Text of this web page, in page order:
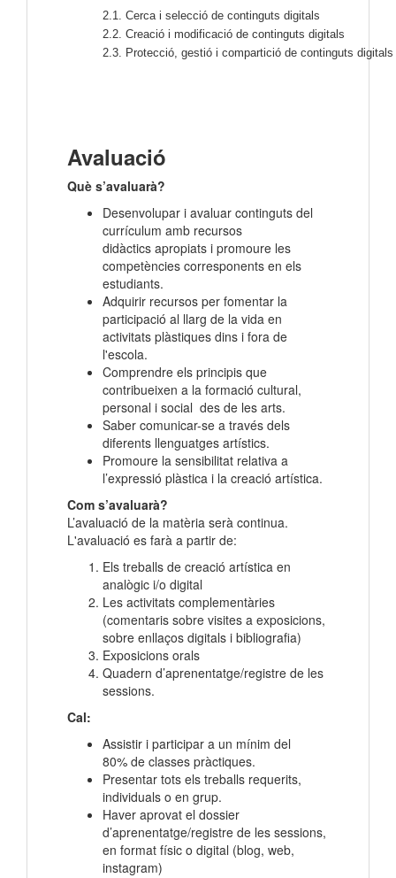
2.1. Cerca i selecció de continguts digitals
2.2. Creació i modificació de continguts digitals
2.3. Protecció, gestió i compartició de continguts digitals
Avaluació
Què s’avaluarà?
Desenvolupar i avaluar continguts del
currículum amb recursos
didàctics apropiats i promoure les
competències corresponents en els
estudiants.
Adquirir recursos per fomentar la
participació al llarg de la vida en
activitats plàstiques dins i fora de
l'escola.
Comprendre els principis que
contribueixen a la formació cultural,
personal i social des de les arts.
Saber comunicar-se a través dels
diferents llenguatges artístics.
Promoure la sensibilitat relativa a
l’expressió plàstica i la creació artística.
Com s’avaluarà?
L’avaluació de la matèria serà continua.
L'avaluació es farà a partir de:
Els treballs de creació artística en
analògic i/o digital
Les activitats complementàries
(comentaris sobre visites a exposicions,
sobre enllaços digitals i bibliografia)
Exposicions orals
Quadern d’aprenentatge/registre de les
sessions.
Cal:
Assistir i participar a un mínim del
80% de classes pràctiques.
Presentar tots els treballs requerits,
individuals o en grup.
Haver aprovat el dossier
d’aprenentatge/registre de les sessions,
en format físic o digital (blog, web,
instagram)